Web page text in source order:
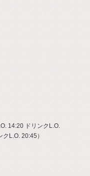
14:20 ドリンクL.O.
L.O. 20:45）